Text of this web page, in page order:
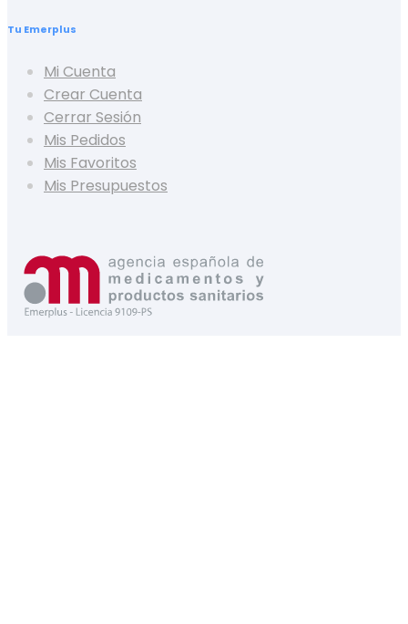
Tu Emerplus
Mi Cuenta
Crear Cuenta
Cerrar Sesión
Mis Pedidos
Mis Favoritos
Mis Presupuestos